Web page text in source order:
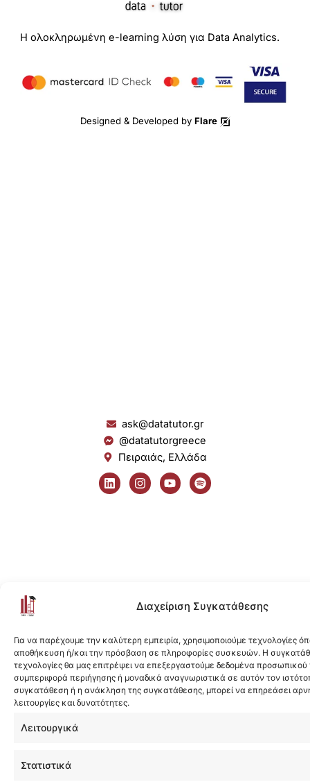
Διαχείριση Συγκατάθεσης
Για να παρέχουμε την καλύτερη εμπειρία, χρησιμοποιούμε τεχνολογίες
αποθήκευση ή/και την πρόσβαση σε πληροφορίες συσκευών. Η
τεχνολογίες θα μας επιτρέψει να επεξεργαστούμε δεδομένα
συμπεριφορά περιήγησης ή μοναδικά αναγνωριστικά σε αυτόν τον
συγκατάθεση ή η ανάκληση της συγκατάθεσης, μπορεί να επηρεάσει
λειτουργίες και δυνατότητες.
Λειτουργικά
Στατιστικά
Η ολοκληρωμένη e-learning λύση για Data Analytics.
Designed & Developed by Flare
ask@datatutor.gr
@datatutorgreece
Πειραιάς, Ελλάδα
L
i
n
I
n
s
Y
o
u
S
p
o